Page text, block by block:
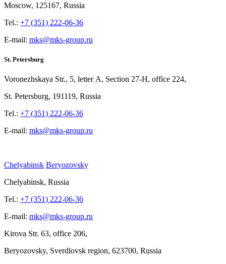
Moscow, 125167, Russia
Tel.: +7 (351) 222-06-36
E-mail: mks@mks-group.ru
St. Petersburg
Voronezhskaya Str., 5, letter A, Section 27-Н, office 224,
St. Petersburg, 191119, Russia
Tel.: +7 (351) 222-06-36
E-mail: mks@mks-group.ru
Chelyabinsk Beryozovsky
Chelyabinsk, Russia
Tel.: +7 (351) 222-06-36
E-mail: mks@mks-group.ru
Kirova Str. 63, office 206,
Beryozovsky, Sverdlovsk region, 623700, Russia